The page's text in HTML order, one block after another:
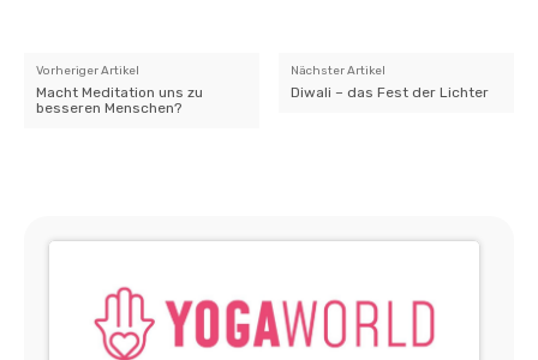
Vorheriger Artikel
Macht Meditation uns zu
besseren Menschen?
Nächster Artikel
Diwali – das Fest der Lichter